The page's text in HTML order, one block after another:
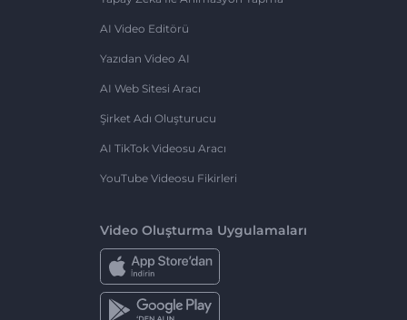
AI Video Editörü
Yazıdan Video AI
AI Web Sitesi Aracı
Şirket Adı Oluşturucu
AI TikTok Videosu Aracı
YouTube Videosu Fikirleri
Video Oluşturma Uygulamaları